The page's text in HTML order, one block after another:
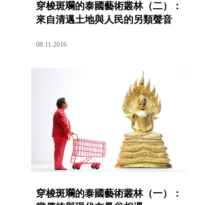
穿梭斑斕的泰國藝術叢林（二）：
來自清邁土地與人民的另類聲音
08.11.2016
穿梭斑斕的泰國藝術叢林（一）：